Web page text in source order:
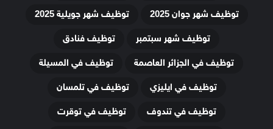
توظيف شهر جوان 2025
توظيف شهر جويلية 2025
توظيف شهر سبتمبر
توظيف فنادق
توظيف في الجزائر العاصمة
توظيف في المسيلة
توظيف في ايليزي
توظيف في تلمسان
توظيف في تندوف
توظيف في توقرت